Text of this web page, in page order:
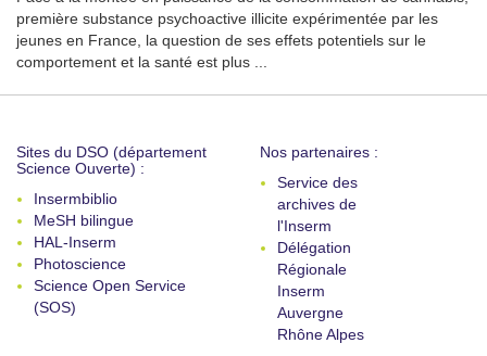
première substance psychoactive illicite expérimentée par les
jeunes en France, la question de ses effets potentiels sur le
comportement et la santé est plus ...
Sites du DSO (département
Science Ouverte) :
Insermbiblio
MeSH bilingue
HAL-Inserm
Photoscience
Science Open Service
(SOS)
Nos partenaires :
Service des
archives de
l'Inserm
Délégation
Régionale
Inserm
Auvergne
Rhône Alpes